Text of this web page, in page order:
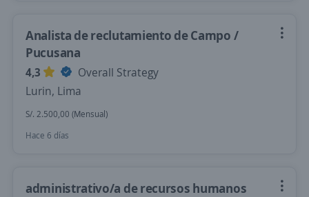
Analista de reclutamiento de Campo /
Pucusana
4,3
Overall Strategy
Lurin, Lima
S/. 2.500,00 (Mensual)
Hace 6 días
administrativo/a de recursos humanos